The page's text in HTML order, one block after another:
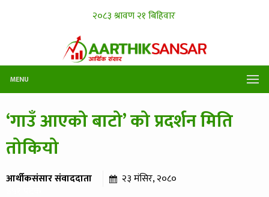
MENU
‘गाउँ आएको बाटो’ को प्रदर्शन मिति
तोकियो
आर्थीकसंसार संवाददाता २३ मंसिर, २०८०